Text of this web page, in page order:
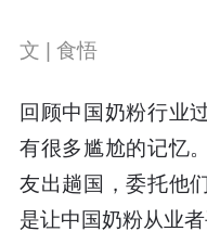
文 | 食悟
回顾中国奶粉行业
有很多尴尬的记忆
友出趟国，委托他
是让中国奶粉从业者